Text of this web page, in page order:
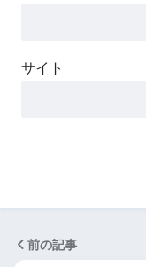
サイト
前の記事